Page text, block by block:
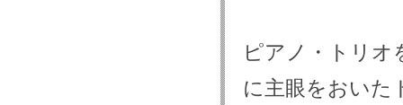
ピアノ・トリオ
に主眼をおいた